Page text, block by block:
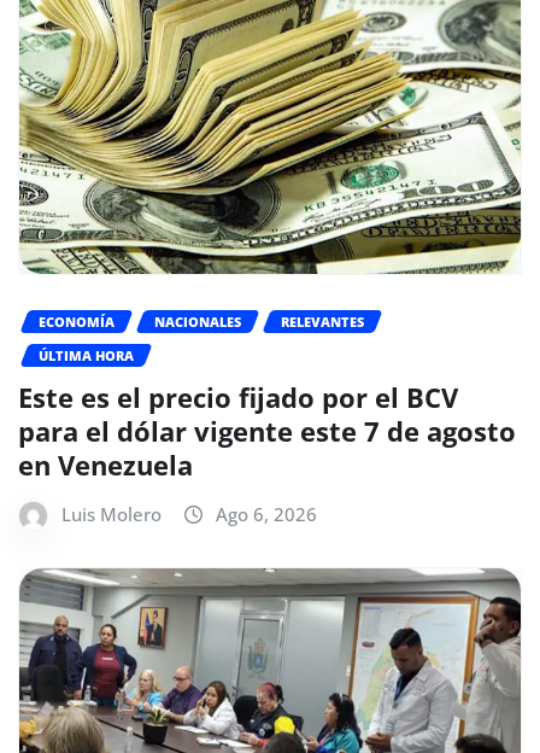
ECONOMÍA NACIONALES
RELEVANTES
ÚLTIMA HORA
Este es el precio fijado por el BCV
para el dólar vigente este 7 de agosto
en Venezuela
Luis Molero Ago 6, 2026